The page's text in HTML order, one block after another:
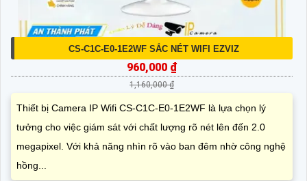
CS-C1C-E0-1E2WF SẮC NÉT WIFI EZVIZ
960,000 ₫
1,160,000 ₫
Thiết bị Camera IP Wifi CS-C1C-E0-1E2WF là lựa chọn lý
tưởng cho việc giám sát với chất lượng rõ nét lên đến 2.0
megapixel. Với khả năng nhìn rõ vào ban đêm nhờ công nghệ
hồng...